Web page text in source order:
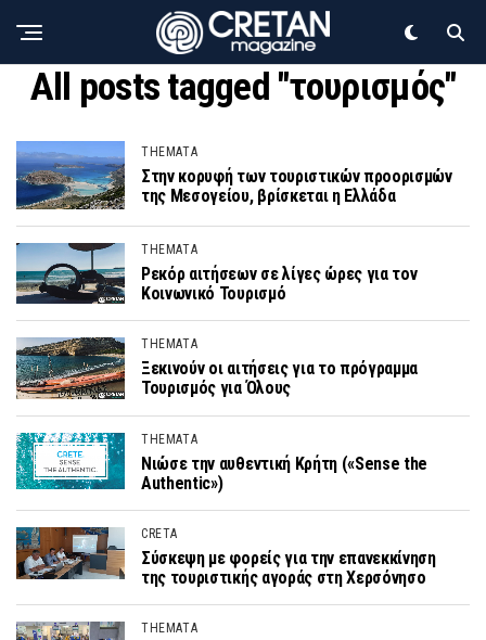
All posts tagged "τουρισμός"
THEMATA
Στην κορυφή των τουριστικών προορισμών
της Μεσογείου, βρίσκεται η Ελλάδα
THEMATA
Ρεκόρ αιτήσεων σε λίγες ώρες για τον
Κοινωνικό Τουρισμό
THEMATA
Ξεκινούν οι αιτήσεις για το πρόγραμμα
Τουρισμός για Όλους
THEMATA
Νιώσε την αυθεντική Κρήτη («Sense the
Authentic»)
CRETA
Σύσκεψη με φορείς για την επανεκκίνηση
της τουριστικής αγοράς στη Χερσόνησο
THEMATA